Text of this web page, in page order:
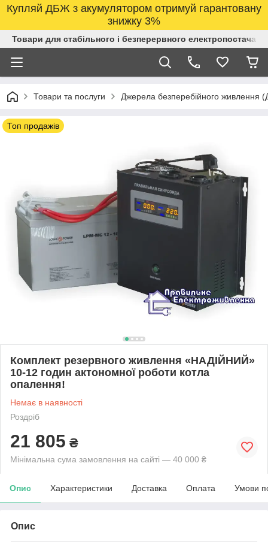
Купляй ДБЖ з акумулятором отримуй гарантовану
знижку 3%
Товари для стабільного і безперервного
Товари та послуги Джерела безперебійного живлення
Топ продажів
Комплект резервного живлення «НАДІЙНИЙ»
10-12 годин актономної роботи котла
опалення!
Немає в наявності
Роздріб
21 805 ₴
Мінімальна сума замовлення на сайті — 40 000 ₴
Опис Характеристики Доставка Оплата Умови
Опис